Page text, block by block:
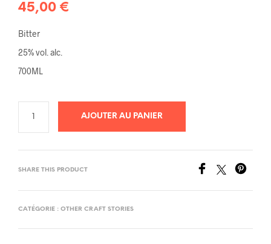
45,00 €
Bitter
25% vol. alc.
700ML
AJOUTER AU PANIER
SHARE THIS PRODUCT
CATÉGORIE : OTHER CRAFT STORIES